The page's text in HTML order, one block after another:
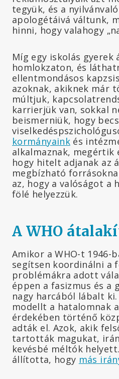
tegyük, és a
apologétáivá váltunk,
hinni, hogy valahogy
Míg egy iskolás gyerek
homlokzaton, és
ellentmondásos
azoknak, akiknek már
múltjuk,
karrierjük van, sokkal
beismerniük, hogy
kormányainkés
alkalmaznak, megértik
hogy hitelt adjanak az
megbízható
az, hogy a valóságot a
fölé helyezzük.
A WHO
Amikor a WHO-t 1946-
segítsen koordinálni a
problémákra adott
éppen a fasizmus és a
nagy harcából lábalt
modellt a hatalomnak
érdekében történő
adták el. Azok, akik
tartották magukat,
kevésbé méltók
állította, hogy más